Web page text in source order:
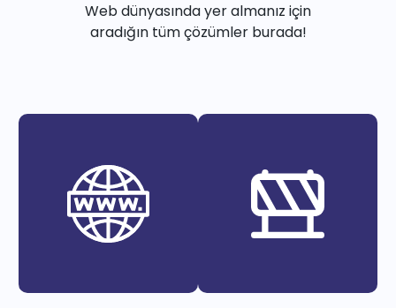
Web dünyasında yer almanız için
aradığın tüm çözümler burada!